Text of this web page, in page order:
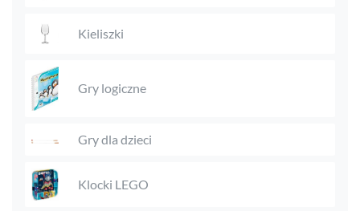
Kieliszki
Gry logiczne
Gry dla dzieci
Klocki LEGO